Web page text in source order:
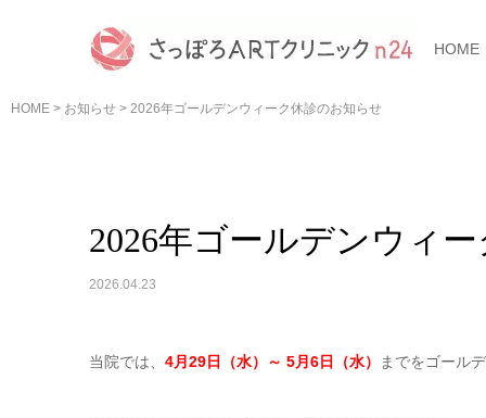
HOME
HOME > お知らせ > 2026年ゴールデンウィーク休診のお知らせ
2026年ゴールデンウィ
2026.04.23
当院では、 4月29日（水）～ 5月6日（水） までをゴール